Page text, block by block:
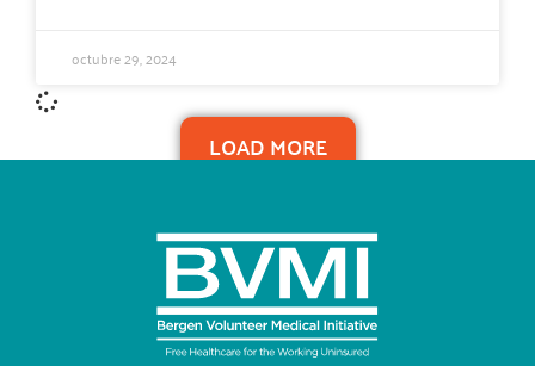
octubre 29, 2024
LOAD MORE